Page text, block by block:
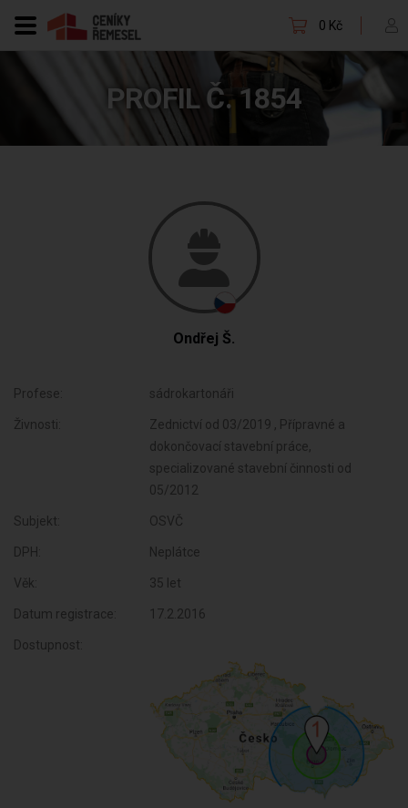
0 Kč
PROFIL Č. 1854
Ondřej Š.
Profese: sádrokartonáři
Živnosti:
Zednictví od 03/2019 , Přípravné a
dokončovací stavební práce,
specializované stavební činnosti od
05/2012
Subjekt: OSVČ
DPH: Neplátce
Věk: 35 let
Datum registrace: 17.2.2016
Dostupnost: